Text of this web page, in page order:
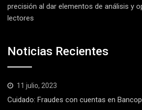
precisión al dar elementos de análisis y
lectores
Noticias Recientes
11 julio, 2023
Cuidado: Fraudes con cuentas en